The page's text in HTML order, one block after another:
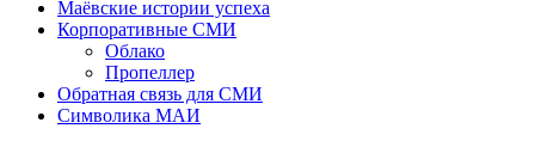
Маёвские истории успеха
Корпоративные СМИ
Облако
Пропеллер
Обратная связь для СМИ
Символика МАИ